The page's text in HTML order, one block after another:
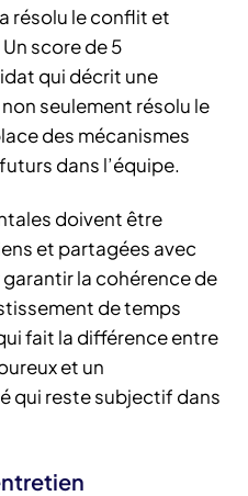
résolu le conflit et
score de 5
qui décrit une
seulement résolu le
des mécanismes
dans l’équipe.
doivent être
et partagées avec
la cohérence de
de temps
fait la différence entre
et un
qui reste subjectif dans